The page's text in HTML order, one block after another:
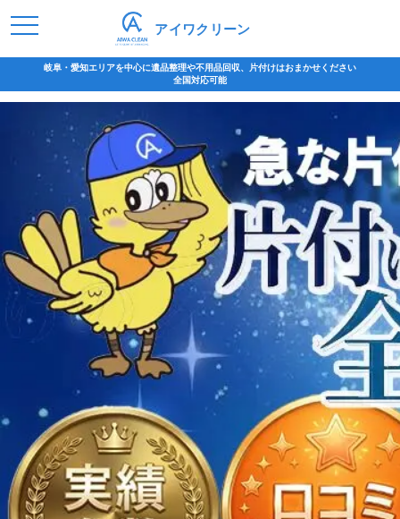
アイワクリーン